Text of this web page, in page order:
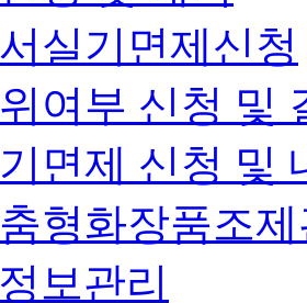
실기면제신청
여부 신청 및
면제 신청 및
형화장품조
보관리